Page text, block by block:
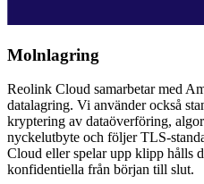
Molnlagring
Reolink Cloud samarbetar med
datalagring. Vi använder också
kryptering av dataöverföring,
nyckelutbyte och följer TLS-
Cloud eller spelar upp klipp hålls
konfidentiella från början till slut.